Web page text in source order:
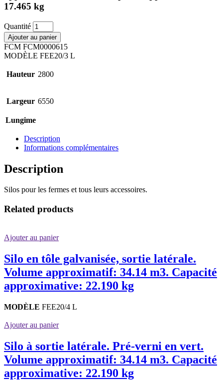
17.465 kg
Quantité
Ajouter au panier
FCM FCM0000615
MODÈLE FEE20/3 L
Hauteur 2800
Largeur 6550
Lungime
Description
Informations complémentaires
Description
Silos pour les fermes et tous leurs accessoires.
Related products
Ajouter au panier
Silo en tôle galvanisée, sortie latérale.
Volume approximatif: 34.14 m3. Capacité
approximative: 22.190 kg
MODÈLE FEE20/4 L
Ajouter au panier
Silo à sortie latérale. Pré-verni en vert.
Volume approximatif: 34.14 m3. Capacité
approximative: 22.190 kg